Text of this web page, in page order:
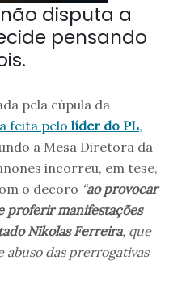
disputa a
pensando
pela cúpula da
feita pelo líder do PL,
a Mesa Diretora da
incorreu, em tese,
o decoro “ao provocar
proferir manifestações
Nikolas Ferreira, que
abuso das prerrogativas